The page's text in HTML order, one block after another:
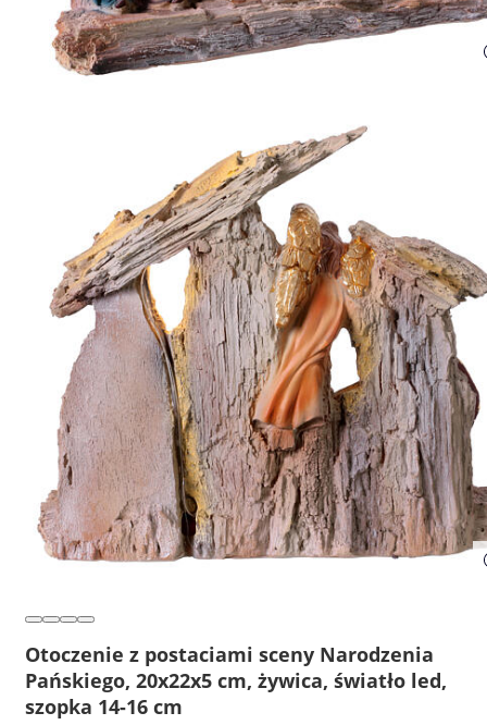
Otoczenie z postaciami sceny Narodzenia
Pańskiego, 20x22x5 cm, żywica, światło led,
szopka 14-16 cm